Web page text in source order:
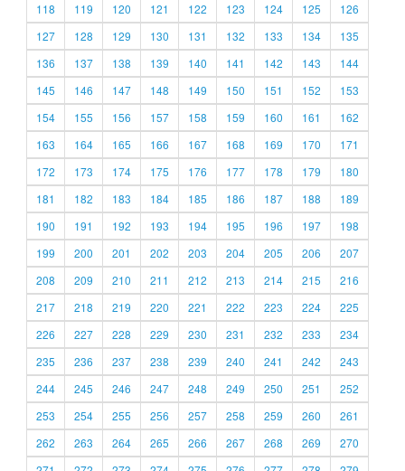
118
119 120 121 122 123 124 125
126
127
128 129 130 131 132 133 134
135
136
137 138 139 140 141 142 143
144
145
146 147 148 149 150 151 152
153
154
155 156 157 158 159 160 161
162
163
164 165 166 167 168 169 170
171
172
173 174 175 176 177 178 179
180
181
182 183 184 185 186 187 188
189
190
191 192 193 194 195 196 197
198
199
200 201 202 203 204 205 206
207
208
209 210 211 212 213 214 215
216
217
218 219 220 221 222 223 224
225
226
227 228 229 230 231 232 233
234
235
236 237 238 239 240 241 242
243
244
245 246 247 248 249 250 251
252
253
254 255 256 257 258 259 260
261
262
263 264 265 266 267 268 269
270